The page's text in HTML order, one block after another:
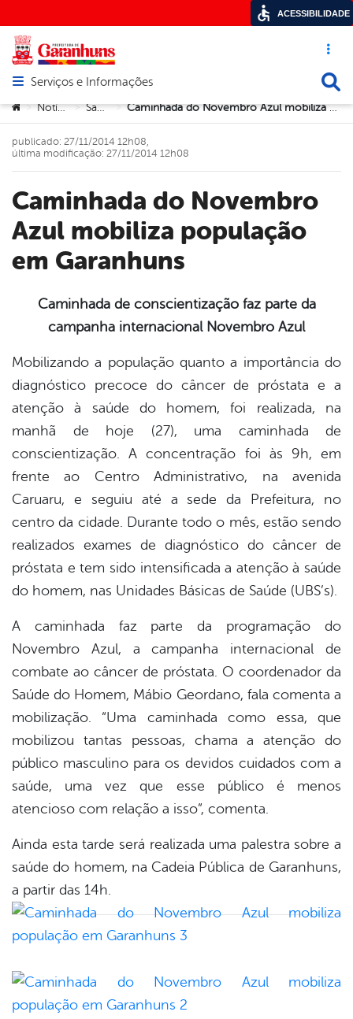
Acesso
Abrir menu principal de navegação
Serviços e Informações
Você está aqui:
> Notícias > Saúde > Caminhada do Novembro Azul mobiliza população em Garanhuns
Caminhada do Novembro
Azul mobiliza população
em Garanhuns
publicado: 27/11/2014 12h08,
última modificação: 27/11/2014 12h08
Caminhada de conscientização faz parte da
campanha internacional Novembro Azul
Mobilizando a população quanto a importância do
diagnóstico precoce do câncer de próstata e a
atenção à saúde do homem, foi realizada, na
manhã de hoje (27), uma caminhada de
conscientização. A concentração foi às 9h, em
frente ao Centro Administrativo, na avenida
Caruaru, e seguiu até a sede da Prefeitura, no
centro da cidade. Durante todo o mês, estão sendo
realizados exames de diagnóstico do câncer de
próstata e tem sido intensificada a atenção à saúde
do homem, nas Unidades Básicas de Saúde (UBS’s).
A caminhada faz parte da programação do
Novembro Azul, a campanha internacional de
combate ao câncer de próstata. O coordenador da
Saúde do Homem, Mábio Geordano, fala comenta a
mobilização. “Uma caminhada como essa, que
mobilizou tantas pessoas, chama a atenção do
público masculino para os devidos cuidados com a
saúde, uma vez que esse público é menos
atencioso com relação a isso”, comenta.
Ainda esta tarde será realizada uma palestra sobre a
saúde do homem, na Cadeia Pública de Garanhuns,
a partir das 14h.
ACESSIBILIDADE